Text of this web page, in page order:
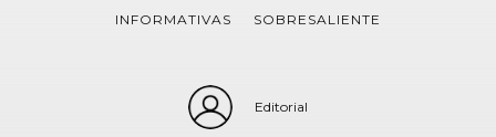
INFORMATIVAS SOBRESALIENTE
Editorial